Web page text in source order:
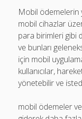
Mobil ödemelerin
mobil cihazlar
para birimleri gibi
ve bunları
için mobil
kullanıcılar,
yönetebilir ve
mobil ödemeler